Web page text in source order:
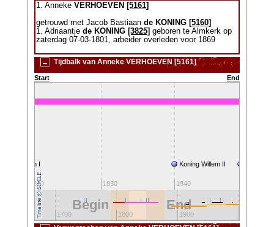
1. Anneke VERHOEVEN [5161]
getrouwd met Jacob Bastiaan de KONING [5160]
1. Adriaantje de KONING [3825] geboren te Almkerk op
zaterdag 07-03-1801, arbeider overleden voor 1869
Tijdbalk van Anneke VERHOEVEN [5161]
Start End
1820 1830 1840
Koning Willem II
Willem I
1700 1800 1900
Begin End